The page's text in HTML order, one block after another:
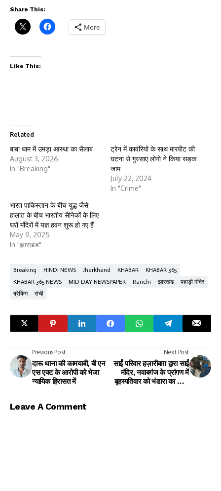
Share This:
More
Like This:
Related
बाबा धाम में उमड़ा आस्था का सैलाब
August 3, 2026
In "Breaking"
ट्रेन में कावंरियो के साथ मारपीट की
घटना से गुस्साए लोगो ने किया सड़क
जाम
July 22, 2024
In "Crime"
भारत पाकिस्तान के बीच युद्ध जैसे
हालात के बीच भारतीय सैनिकों के लिए
घरों मंदिरों में यज्ञ हवन शुरू हो गए हैं
May 9, 2025
In "झारखंड"
Breaking HINDI NEWS Jharkhand KHABAR
KHABAR 365
KHABAR 365 NEWS
MID DAY NEWSPAPER Ranchi झारखंड
पहाड़ी मंदिर
ब्रेकिंग
रांची
Previous Post
दारू थाना की कामयाबी, बी एन
एस एक्ट के आरोपी को भेजा
न्यायिक हिरासत में
Next Post
साईं परिवार हज़ारीबाग़ द्वारा साईं
मंदिर, नवाबगंज के प्रांगण में
बृहस्पतिवार को भंडारा का किया
Leave A Comment